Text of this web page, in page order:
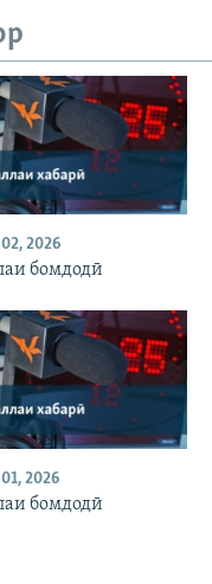
2026
бомдодӣ
2026
бомдодӣ